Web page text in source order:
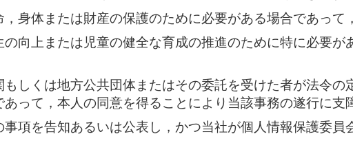
，身体または財産の保護のために必要がある場合であっ
の向上または児童の健全な育成の推進のために特に必要
もしくは地方公共団体またはその委託を受けた者が法令
あって，本人の同意を得ることにより当該事務の遂行に支
事項を告知あるいは公表し，かつ当社が個人情報保護委員